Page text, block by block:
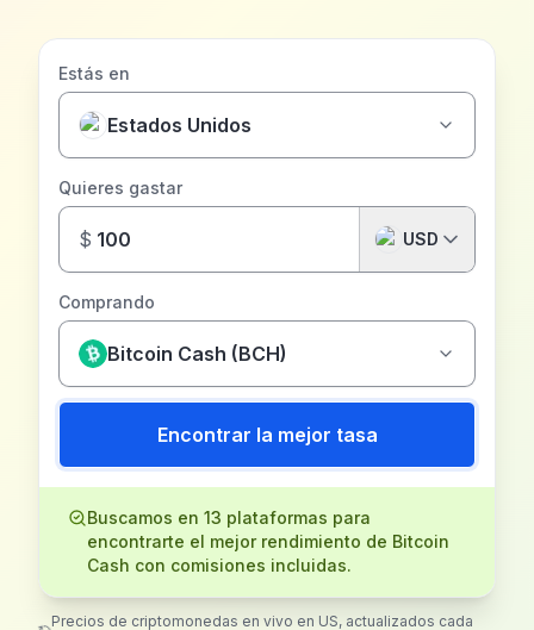
Estás en
Estados Unidos
Quieres gastar
$ USD
Comprando
Bitcoin Cash (BCH)
Encontrar la mejor tasa
Buscamos en 13 plataformas para
encontrarte el mejor rendimiento de Bitcoin
Cash con comisiones incluidas.
Precios de criptomonedas en vivo en US, actualizados cada